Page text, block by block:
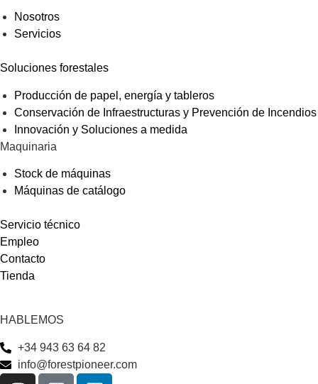
Nosotros
Servicios
Soluciones forestales
Producción de papel, energía y tableros
Conservación de Infraestructuras y Prevención de Incendios
Innovación y Soluciones a medida
Maquinaria
Stock de máquinas
Máquinas de catálogo
Servicio técnico
Empleo
Contacto
Tienda
HABLEMOS
+34 943 63 64 82
info@forestpioneer.com